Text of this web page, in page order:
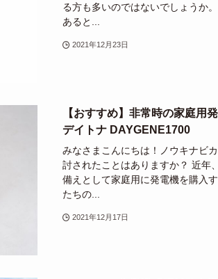
る方も多いのではないでしょうか
あると...
2021年12月23日
【おすすめ】非常時の家庭用
デイトナ DAYGENE1700
みなさまこんにちは！ノウキナビ
討されたことはありますか？ 近年
備えとして家庭用に発電機を購入
たちの...
2021年12月17日